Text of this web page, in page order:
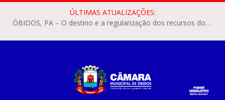
ÚLTIMAS ATUALIZAÇÕES:
ÓBIDOS, PA – O destino e a regularização dos recursos dos Precatórios do FUNDEF (Fundo de Manutenção e Desenvolvimento do Ensino Fundamental e de Valorização do Magistério) voltaram a pautar as discussões na Câmara Municipal de Óbidos.